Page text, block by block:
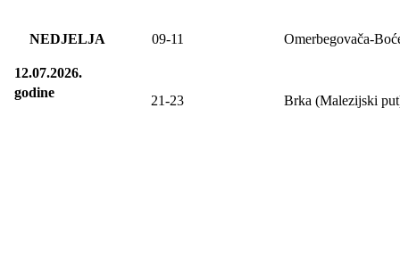
NEDJELJA
12.07.2026.
godine
09-11 Omerbegovača-
21-23 Brka (Malezijski